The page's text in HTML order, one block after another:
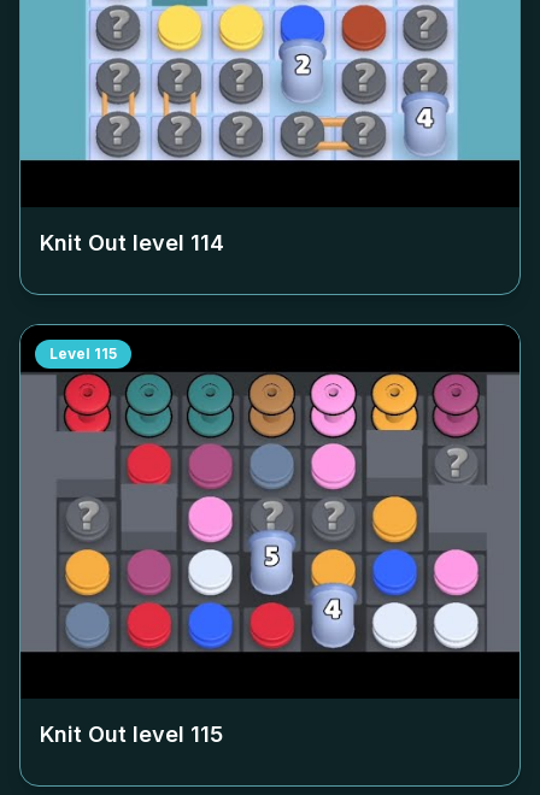
Knit Out level 114
Level 115
Knit Out level 115